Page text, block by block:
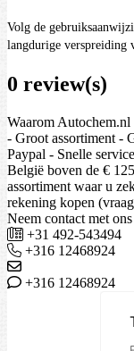
Volg de
langdurige verspreiding
0 review(s)
Waarom Autochem.nl
- Groot assortiment -
Paypal - Snelle
België boven de €
assortiment waar u
rekening kopen
Neem contact met
+31 492-543494
+316 12468924
+316 12468924